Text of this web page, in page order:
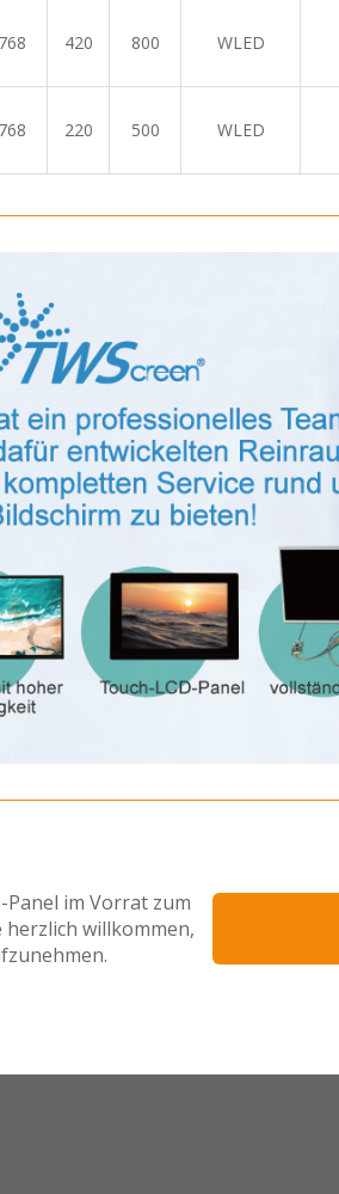
420 800 WLED
220 500 WLED
Panel im Vorrat zum
willkommen,